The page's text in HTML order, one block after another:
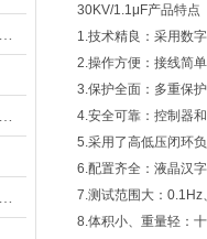
30KV/1.1μF产品特点
1.技术精良：采用数
2.操作方便：接线简
3.保护全面：多重保
4.安全可靠：控制器
5.采用了高低压闭环
6.配置齐全：液晶汉
7.测试范围大：
8.体积小、重量轻：